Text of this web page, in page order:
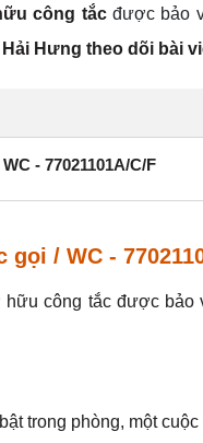
công tắc được bảo
Hải Hưng theo dõi bài
- 77021101A/C/F
/ WC -
hữu công tắc được
trong phòng, một